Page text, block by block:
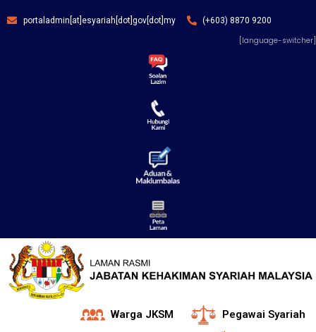
portaladmin[at]esyariah[dot]gov[dot]my (+603) 8870 9200
[language-switcher]
Warga JKSM
Pegawai Syariah